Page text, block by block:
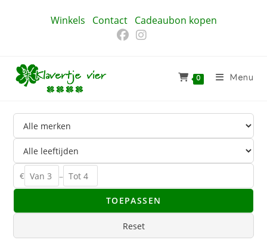
Winkels Contact Cadeaubon kopen
0 Menu
€ –
TOEPASSEN
Reset